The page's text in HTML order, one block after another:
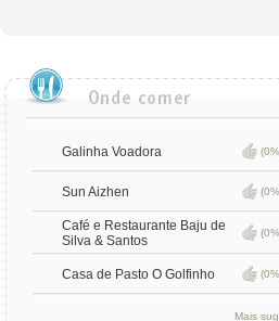
Galinha Voadora
Sun Aizhen
Café e Restaurante Baju de
Silva & Santos
Casa de Pasto O Golfinho
Mais